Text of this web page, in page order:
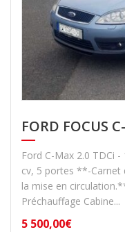
FORD FOCUS
Ford C-Max 2.0 TDCi
cv, 5 portes **-Carnet
la mise en
Préchauffage Cabine...
5 500,00€